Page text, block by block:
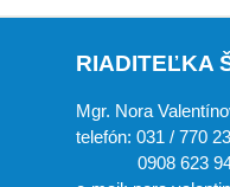
RIADITEĽKA
Mgr. Nora
telefón: 031 / 770
0908 623